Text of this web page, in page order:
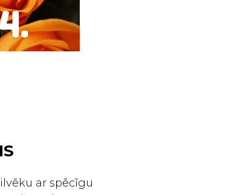
ar spēcīgu